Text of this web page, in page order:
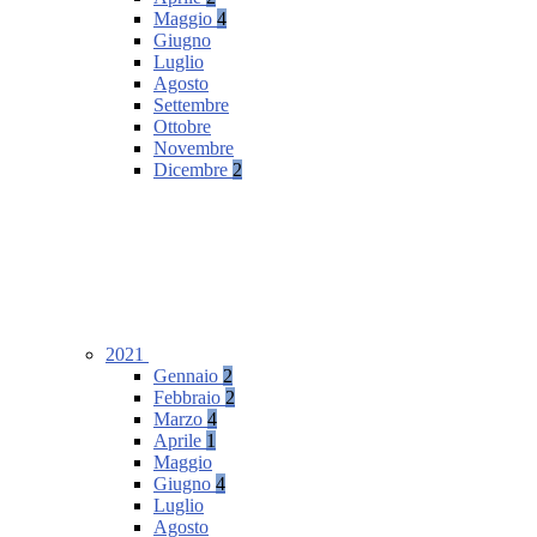
Maggio 4
Giugno
Luglio
Agosto
Settembre
Ottobre
Novembre
Dicembre 2
2021
Gennaio 2
Febbraio 2
Marzo 4
Aprile 1
Maggio
Giugno 4
Luglio
Agosto